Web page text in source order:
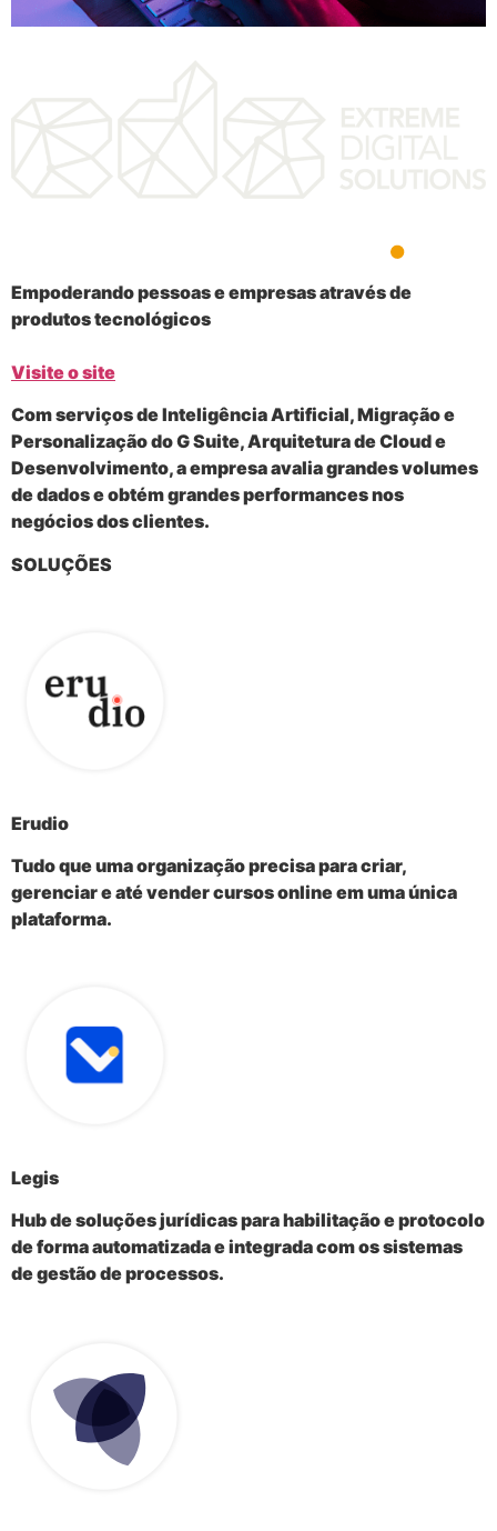
Empoderando pessoas e empresasatravés de
produtos tecnológicos
Visite o site
Com serviços de Inteligência Artificial, Migração e
Personalização do G Suite, Arquitetura de Cloud e
Desenvolvimento, a empresa avalia grandes volumes
de dados e obtém grandes performances nos
negócios dos clientes.
SOLUÇÕES
Erudio
Tudo que uma organização precisa para criar,
gerenciar e até vender cursos online em uma única
plataforma.
Legis
Hub de soluções jurídicas para habilitação e protocolo
de forma automatizada e integrada com os sistemas
de gestão de processos.